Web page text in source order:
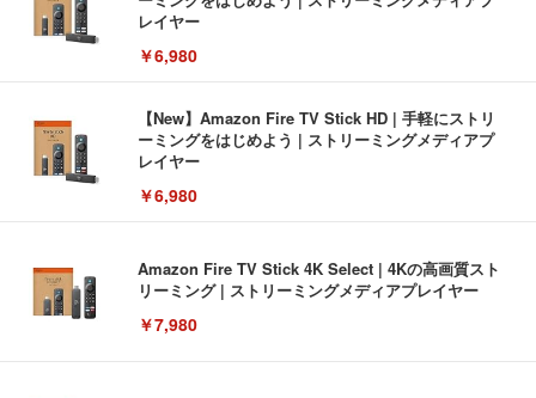
レイヤー
￥6,980
【New】Amazon Fire TV Stick HD | 手軽にストリ
ーミングをはじめよう | ストリーミングメディアプ
レイヤー
￥6,980
Amazon Fire TV Stick 4K Select | 4Kの高画質スト
リーミング | ストリーミングメディアプレイヤー
￥7,980